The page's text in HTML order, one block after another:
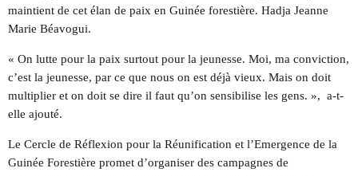
maintient de cet élan de paix en Guinée forestière. Hadja Jeanne
Marie Béavogui.
« On lutte pour la paix surtout pour la jeunesse. Moi, ma conviction,
c’est la jeunesse, par ce que nous on est déjà vieux. Mais on doit
multiplier et on doit se dire il faut qu’on sensibilise les gens. », a-t-
elle ajouté.
Le Cercle de Réflexion pour la Réunification et l’Emergence de la
Guinée Forestière promet d’organiser des campagnes de